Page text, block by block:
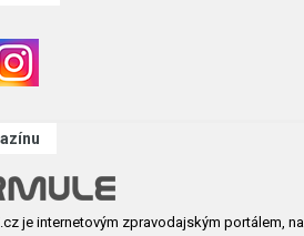
je internetovým zpravodajským portálem, na